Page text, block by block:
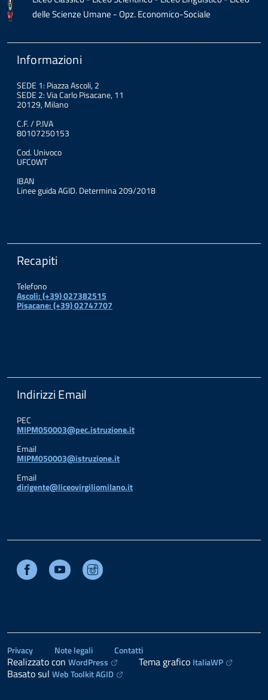
delle Scienze Umane - Opz. Economico-Sociale
Informazioni
SEDE 1: Piazza Ascoli, 2
SEDE 2: Via Carlo Pisacane, 11
20129, Milano
C.F. / P.IVA
80107250153
Cod. Univoco
UFC0WT
IBAN
Linee guida AGID. Determina 209/2018
Recapiti
Telefono
Ascoli: (+39) 027382515
Pisacane: (+39) 02747707
Indirizzi Email
PEC
MIPM050003@pec.istruzione.it
Email
MIPM050003@istruzione.it
Email
dirigente@liceovirgiliomilano.it
Facebook Youtube
Privacy Note legali Contatti
Realizzato con WordPress Tema grafico ItaliaWP
Basato sul Web Toolkit AGID